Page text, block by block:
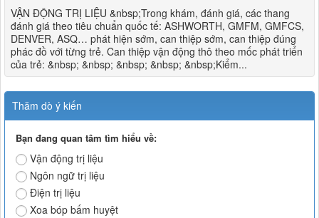
VẬN ĐỘNG TRỊ LIỆU &nbsp;Trong khám, đánh giá, các thang
đánh giá theo tiêu chuẩn quốc tế: ASHWORTH, GMFM, GMFCS,
DENVER, ASQ… phát hiện sớm, can thiệp sớm, can thiệp đúng
phác đồ với từng trẻ. Can thiệp vận động thô theo mốc phát triển
của trẻ: &nbsp; &nbsp; &nbsp; &nbsp; &nbsp;Kiểm...
Thăm dò ý kiến
Bạn đang quan tâm tìm hiểu về:
Vận động trị liệu
Ngôn ngữ trị liệu
Điện trị liệu
Xoa bóp bấm huyệt